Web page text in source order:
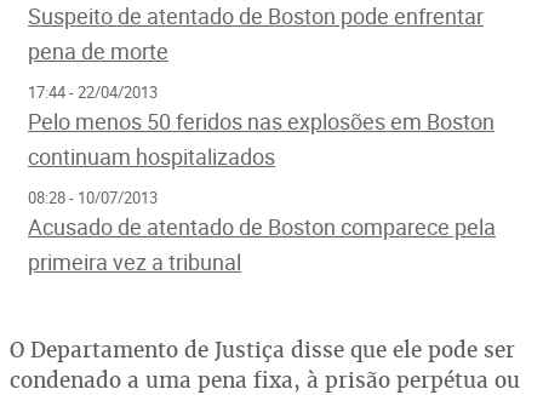
Suspeito de atentado de Boston pode enfrentar
pena de morte
17:44 - 22/04/2013
Pelo menos 50 feridos nas explosões em Boston
continuam hospitalizados
08:28 - 10/07/2013
Acusado de atentado de Boston comparece pela
primeira vez a tribunal
O Departamento de Justiça disse que ele pode ser
condenado a uma pena fixa, à prisão perpétua ou